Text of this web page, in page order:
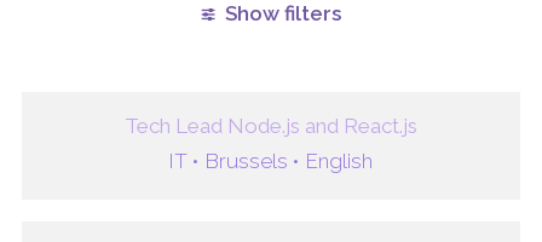
Show filters
Tech Lead Node.js and React.js
IT • Brussels • English